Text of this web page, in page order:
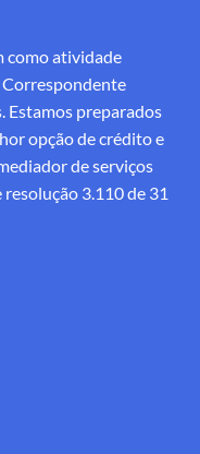
como atividade
Correspondente
Estamos preparados
opção de crédito e
de serviços
3.110 de 31